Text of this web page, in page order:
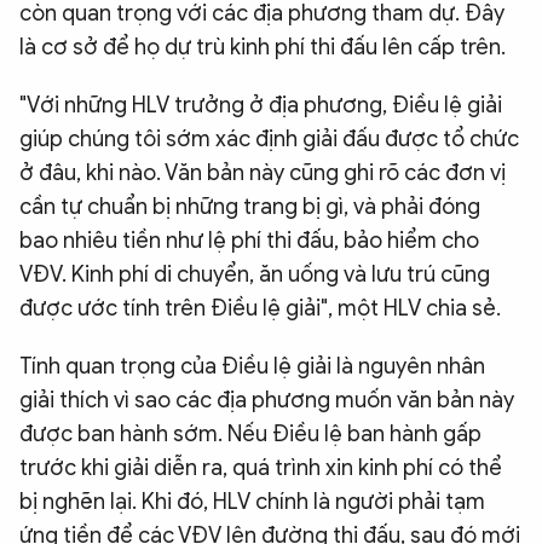
còn quan trọng với các địa phương tham dự. Đây
là cơ sở để họ dự trù kinh phí thi đấu lên cấp trên.
"Với những HLV trưởng ở địa phương, Điều lệ giải
giúp chúng tôi sớm xác định giải đấu được tổ chức
ở đâu, khi nào. Văn bản này cũng ghi rõ các đơn vị
cần tự chuẩn bị những trang bị gì, và phải đóng
bao nhiêu tiền như lệ phí thi đấu, bảo hiểm cho
VĐV. Kinh phí di chuyển, ăn uống và lưu trú cũng
được ước tính trên Điều lệ giải", một HLV chia sẻ.
Tính quan trọng của Điều lệ giải là nguyên nhân
giải thích vì sao các địa phương muốn văn bản này
được ban hành sớm. Nếu Điều lệ ban hành gấp
trước khi giải diễn ra, quá trình xin kinh phí có thể
bị nghẽn lại. Khi đó, HLV chính là người phải tạm
ứng tiền để các VĐV lên đường thi đấu, sau đó mới